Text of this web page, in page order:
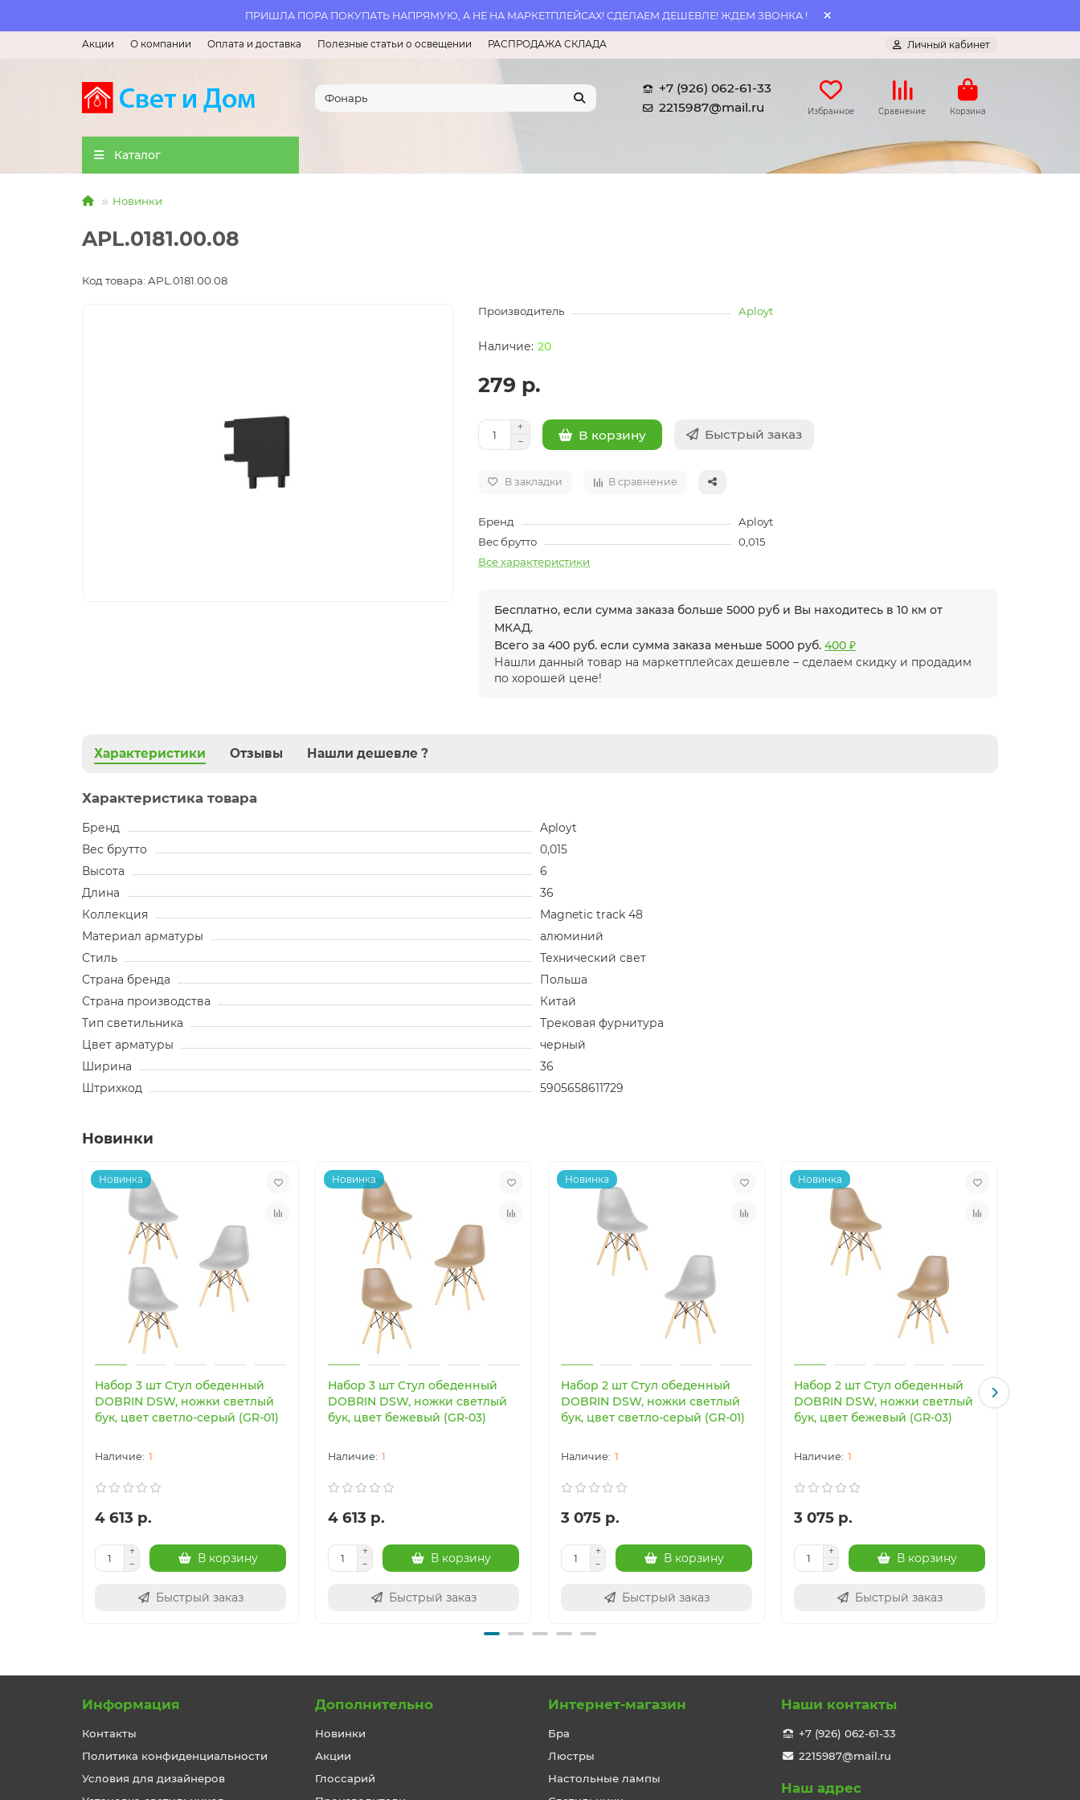
ПРИШЛА ПОРА ПОКУПАТЬ НАПРЯМУЮ, А НЕ НА МАРКЕТПЛЕЙСАХ! СДЕЛАЕМ ДЕШЕВЛЕ! ЖДЕМ ЗВОНКА !
Акции О компании Оплата и доставка Полезные статьи о освещении РАСПРОДАЖА СКЛАДА Личный кабинет
+7 (926) 062-61-33
2215987@mail.ru
Избранное Сравнение Корзина
Каталог
Новинки
APL.0181.00.08
Код товара: APL.0181.00.08
Производитель Aployt
20
279 р.
В корзину Быстрый заказ
В закладки В сравнение
Бренд
Aployt
Вес брутто
0,015
Все характеристики
Бесплатно, если сумма заказа больше 5000 руб и Вы находитесь в 10 км от
МКАД.
Всего за 400 руб. если сумма заказа меньше 5000 руб.400 ₽
Нашли данный товар на маркетплейсах дешевле – сделаем скидку и продадим
по хорошей цене!
Характеристики Отзывы Нашли дешевле ?
Характеристика товара
Бренд
Aployt
Вес брутто
0,015
Высота
6
Длина
36
Коллекция
Magnetic track 48
Материал арматуры
алюминий
Стиль
Технический свет
Страна бренда
Польша
Страна производства
Китай
Тип светильника
Трековая фурнитура
Цвет арматуры
черный
Ширина
36
Штрихкод
5905658611729
Новинки
Новинка
Набор 3 шт Стул обеденный
DOBRIN DSW, ножки светлый
бук, цвет светло-серый (GR-01)
1
4 613 р.
В корзину
Быстрый заказ
Новинка
Набор 3 шт Стул обеденный
DOBRIN DSW, ножки светлый
бук, цвет бежевый (GR-03)
1
4 613 р.
В корзину
Быстрый заказ
Новинка
Набор 2 шт Стул обеденный
DOBRIN DSW, ножки светлый
бук, цвет светло-серый (GR-01)
1
3 075 р.
В корзину
Быстрый заказ
Новинка
Набор 2 шт Стул обеденный
DOBRIN DSW, ножки светлый
бук, цвет бежевый (GR-03)
1
3 075 р.
В корзину
Быстрый заказ
Информация
Контакты
Политика конфиденциальности
Условия для дизайнеров
Дополнительно
Новинки
Акции
Глоссарий
Интернет-магазин
Бра
Люстры
Настольные лампы
Наши контакты
+7 (926) 062-61-33
2215987@mail.ru
Наш адрес